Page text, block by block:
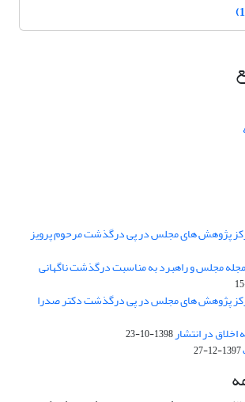
پژوهش های مجلس در پی درگذشت مرحوم پرویز
مجلس و راهبرد به مناسبت درگذشت ناگهانی
پژوهش های مجلس در پی درگذشت دکتر صدرا
اخلاق در انتشار1398-10-23
1397-12-27